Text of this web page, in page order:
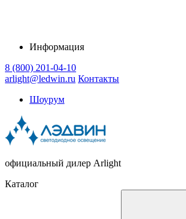
Информация
8 (800) 201-04-10
arlight@ledwin.ru Контакты
Шоурум
официальный дилер Arlight
Каталог